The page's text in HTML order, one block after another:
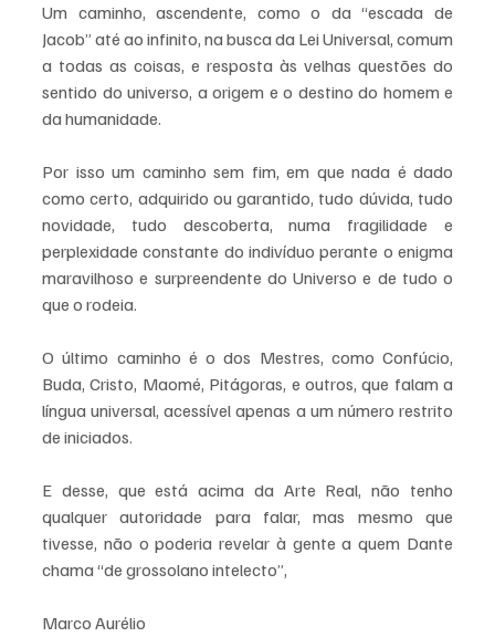
Um caminho, ascendente, como o da “escada de
Jacob” até ao infinito, na busca da Lei Universal, comum
a todas as coisas, e resposta às velhas questões do
sentido do universo, a origem e o destino do homem e
da humanidade.
Por isso um caminho sem fim, em que nada é dado
como certo, adquirido ou garantido, tudo dúvida, tudo
novidade, tudo descoberta, numa fragilidade e
perplexidade constante do indivíduo perante o enigma
maravilhoso e surpreendente do Universo e de tudo o
que o rodeia.
O último caminho é o dos Mestres, como Confúcio,
Buda, Cristo, Maomé, Pitágoras, e outros, que falam a
língua universal, acessível apenas a um número restrito
de iniciados.
E desse, que está acima da Arte Real, não tenho
qualquer autoridade para falar, mas mesmo que
tivesse, não o poderia revelar à gente a quem Dante
chama “de grossolano intelecto”,
Marco Aurélio